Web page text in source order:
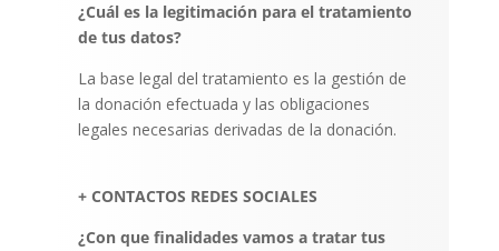
¿Cuál es la legitimación para el tratamiento
de tus datos?
La base legal del tratamiento es la gestión de
la donación efectuada y las obligaciones
legales necesarias derivadas de la donación.
+ CONTACTOS REDES SOCIALES
¿Con que finalidades vamos a tratar tus